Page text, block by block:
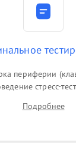
периферии
стресс-
под пиковой
Подробнее